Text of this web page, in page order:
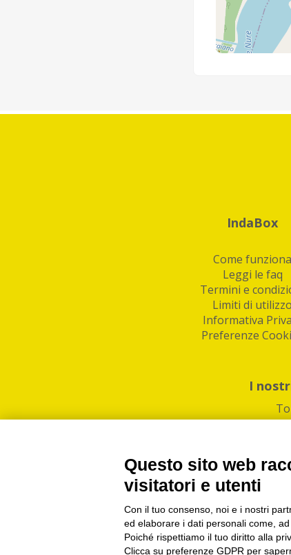
IndaBox
Come funziona
Leggi le faq
Termini e
Limiti di utilizzo
Informativa
Preferenze
I
PI/CF/N°Iscr.:
IndaBox | Oltre
Questo sito web
visitatori e utenti
Con il tuo consenso, noi e i nostri
ed elaborare i dati personali come,
Poiché rispettiamo il tuo diritto alla
Clicca su preferenze GDPR per